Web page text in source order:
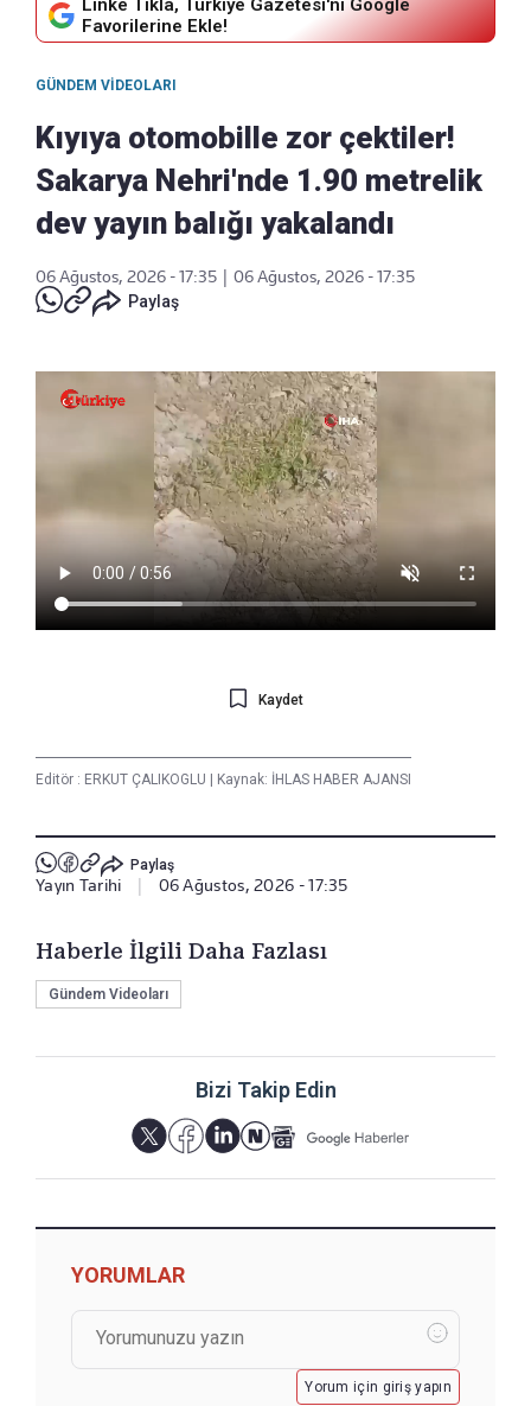
Linke Tıkla, Türkiye Gazetesi'ni Google
Favorilerine Ekle!
GÜNDEM VIDEOLARI
Kıyıya otomobille zor çektiler!
Sakarya Nehri'nde 1.90 metrelik
dev yayın balığı yakalandı
06 Ağustos, 2026 - 17:35
06 Ağustos, 2026 - 17:35
Paylaş
Kaydet
Editör : ERKUT ÇALIKOGLU Kaynak: İHLAS HABER AJANSI
Paylaş
Yayın Tarihi 06 Ağustos, 2026 - 17:35
Haberle İlgili Daha Fazlası
Gündem Videoları
Bizi Takip Edin
YORUMLAR
Yorum için giriş yapın